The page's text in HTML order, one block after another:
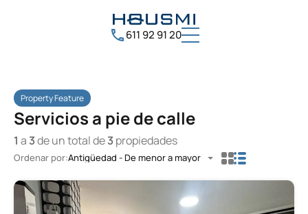
611 92 91 20
Property Feature
Servicios a pie de calle
1 a 3de un total de3propiedades
Ordenar por:Antigüedad - De menor a mayor